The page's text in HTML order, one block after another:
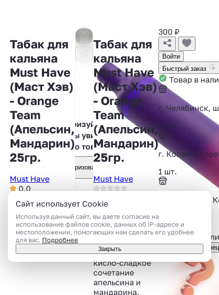
Табак для
кальяна
Must Have
(Маст Хэв)
- Orange
Team
(Апельсин,
Мандарин)
25гр.
Must Have
0.0
Артикул:
96680005
Авторизуйтесь,
чтобы увидеть
фото товара
Авторизоваться
Табак для
кальяна
Must Have
(Маст Хэв)
- Orange
Team
(Апельсин,
Мандарин)
25гр.
Must Have
Артикул:
96680005
Выраженное
натуральное
кисло-сладкое
сочетание
апельсина и
мандарина.
300 ₽
Войти
Быстрый заказ
Товар в
г. Челябинск,
3 шт.
г. Копейск,
1 шт.
г. Челябинск,
1 шт.
Показать все
Подсказать
Консультация
Сайт использует Cookie
Используя данный сайт, вы даете согласие на
использование файлов cookie, данных об IP-адресе и
местоположении, помогающих нам сделать его удобнее
для вас. Подробнее
Закрыть